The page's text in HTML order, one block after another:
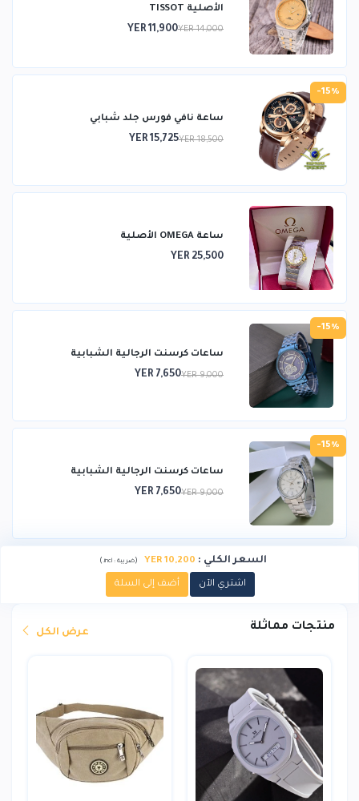
الأصلية TISSOT
YER 14,000
YER 11,900
-15%
ساعة نافي فورس جلد شبابي
YER 18,500
YER 15,725
ساعة OMEGA الأصلية
YER 25,500
-15%
ساعات كرسنت الرجالية الشبابية
YER 9,000
YER 7,650
-15%
ساعات كرسنت الرجالية الشبابية
YER 9,000
YER 7,650
السعر الكلي :
YER 10,200
(ضريبة : incl.
)
اشتري الآن أضف إلى السلة
منتجات مماثلة عرض الكل